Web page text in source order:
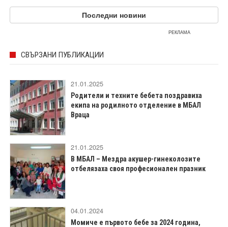
Последни новини
РЕКЛАМА
СВЪРЗАНИ ПУБЛИКАЦИИ
21.01.2025
Родители и техните бебета поздравиха
екипа на родилното отделение в МБАЛ
Враца
21.01.2025
В МБАЛ – Мездра акушер-гинеколозите
отбелязаха своя професионален празник
04.01.2024
Момиче е първото бебе за 2024 година,